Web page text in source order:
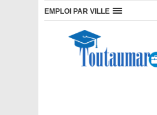
EMPLOI PAR VILLE